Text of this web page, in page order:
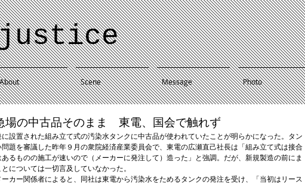
About Scene Message Photo
場の中古品そのまま 東電、国会で触れず
設置された組み立て式の汚染水タンクに中古品が使われていたことが明らかになった。タン
題を審議した昨年９月の衆院経済産業委員会で、東電の広瀬直己社長は「組み立て式は接合
るものの施工が速いので（メーカーに発注して）造った」と強調。だが、新規製造の前にま
については一切言及していなかった。
カー関係者によると、同社は東電から汚染水をためるタンクの発注を受け、「当初はリース